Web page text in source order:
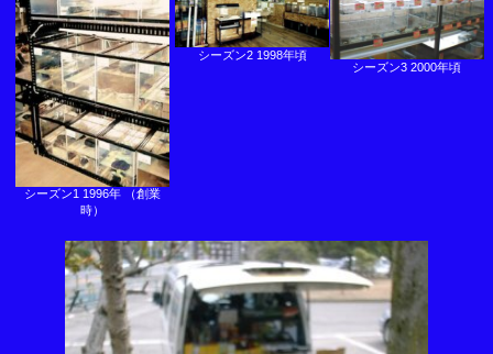
シーズン1 1996年 （創業
時）
シーズン2 1998年頃
シーズン3 2000年頃